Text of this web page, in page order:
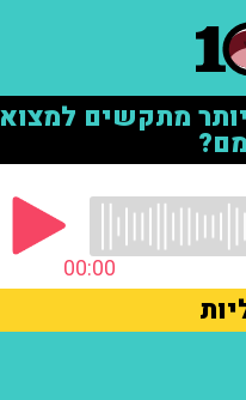
מתקשים למצוא
00:00